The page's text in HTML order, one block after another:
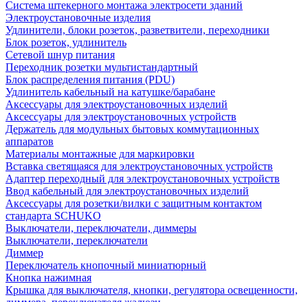
Система штекерного монтажа электросети зданий
Электроустановочные изделия
Удлинители, блоки розеток, разветвители, переходники
Блок розеток, удлинитель
Сетевой шнур питания
Переходник розетки мультистандартный
Блок распределения питания (PDU)
Удлинитель кабельный на катушке/барабане
Аксессуары для электроустановочных изделий
Аксессуары для электроустановочных устройств
Держатель для модульных бытовых коммутационных
аппаратов
Материалы монтажные для маркировки
Вставка светящаяся для электроустановочных устройств
Адаптер переходный для электроустановочных устройств
Ввод кабельный для электроустановочных изделий
Аксессуары для розетки/вилки с защитным контактом
стандарта SCHUKO
Выключатели, переключатели, диммеры
Выключатели, переключатели
Диммер
Переключатель кнопочный миниатюрный
Кнопка нажимная
Крышка для выключателя, кнопки, регулятора освещенности,